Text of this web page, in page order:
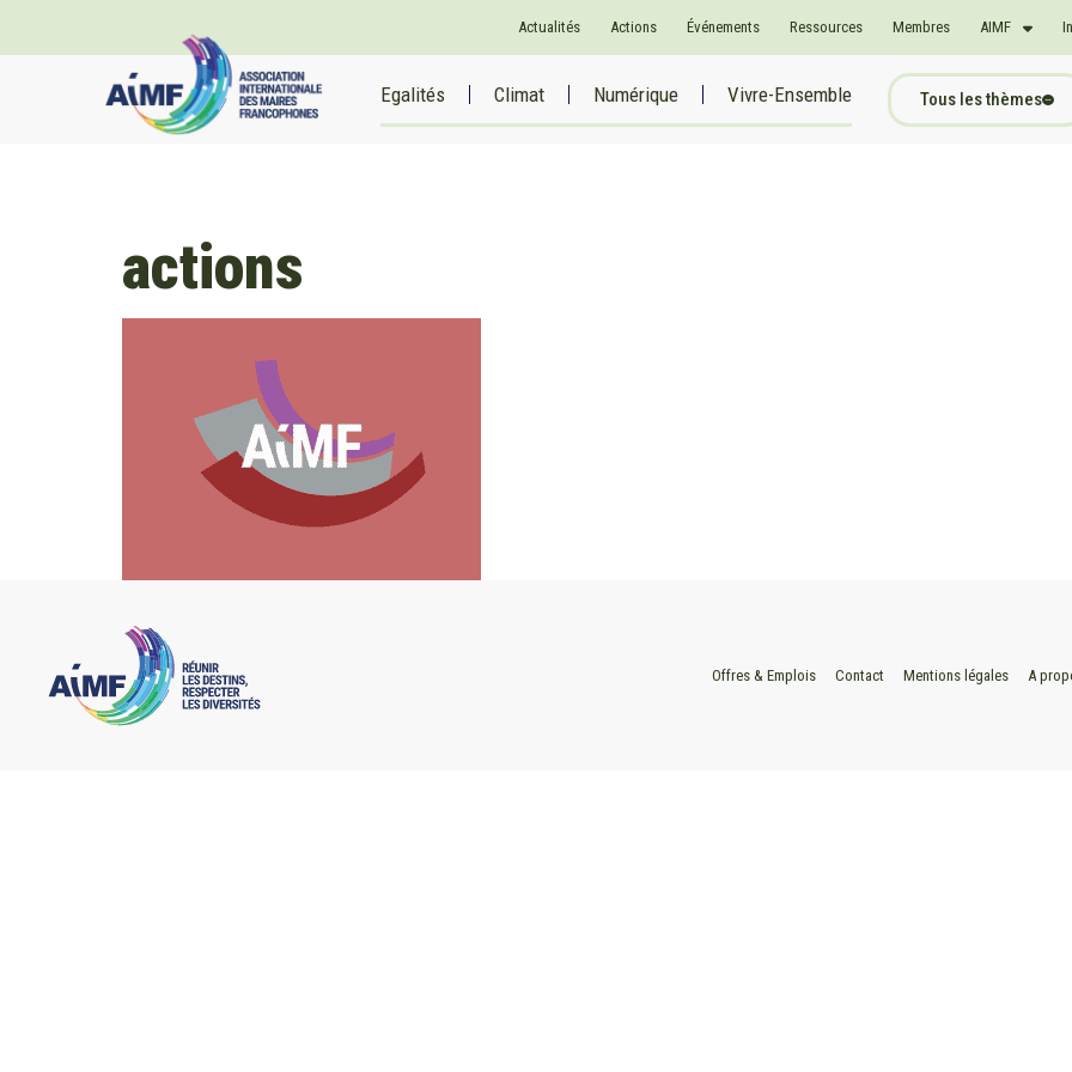
Actualités Actions Événements Ressources Membres AIMF
Egalités Climat Numérique Vivre-Ensemble Tous les thèmes
actions
Offres & Emplois Contact Mentions légales A